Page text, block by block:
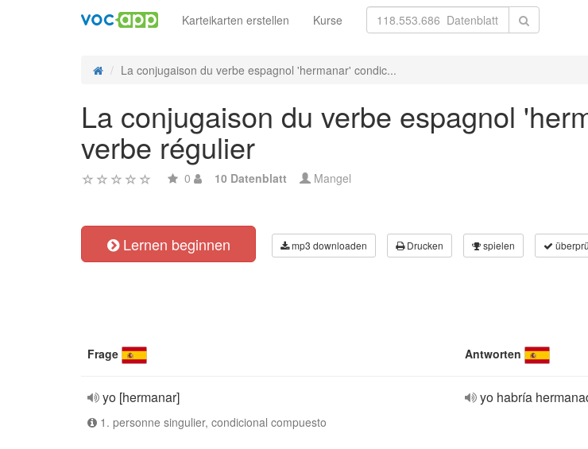
Karteikarten erstellen Kurse
La conjugaison du verbe espagnol 'hermanar' condic...
La conjugaison du verbe espagnol
verbe régulier
0 10 Datenblatt Mangel
Lernen beginnen mp3 downloaden Drucken spielen
Frage Antworten
yo [hermanar]
1. personne singulier, condicional compuesto
yo habría